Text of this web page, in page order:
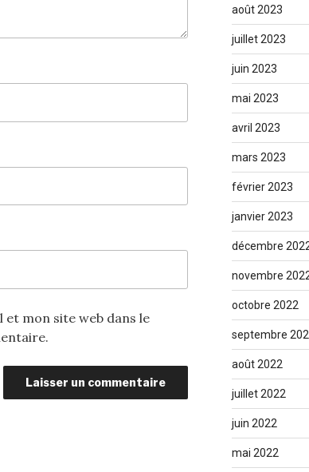
mon site web dans le
août 2023
juillet 2023
juin 2023
mai 2023
avril 2023
mars 2023
février 2023
janvier 2023
décembre
novembre
octobre 2022
septembre
août 2022
juillet 2022
juin 2022
mai 2022